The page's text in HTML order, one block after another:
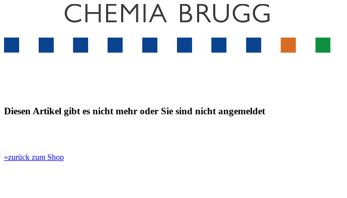
Diesen Artikel gibt es nicht mehr oder Sie sind nicht angemeldet
«zurück zum Shop